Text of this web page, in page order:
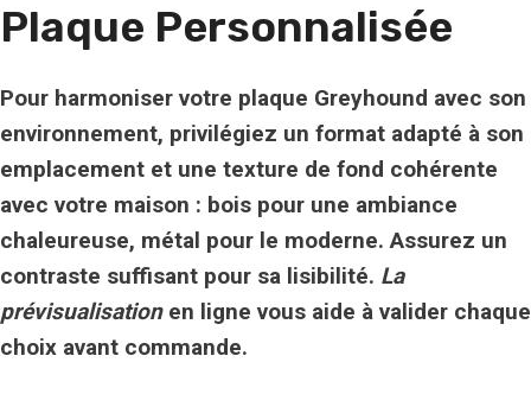
Plaque Personnalisée
Pour harmoniser votre plaque Greyhound avec son
environnement, privilégiez un format adapté à son
emplacement et une texture de fond cohérente
avec votre maison : bois pour une ambiance
chaleureuse, métal pour le moderne. Assurez un
contraste suffisant pour sa lisibilité. La
prévisualisationen ligne vous aide à valider chaque
choix avant commande.